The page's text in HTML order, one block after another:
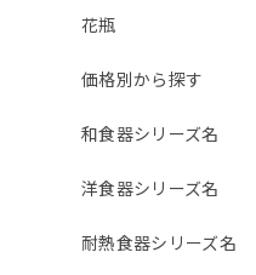
花瓶
価格別から探す
和食器シリーズ名
洋食器シリーズ名
耐熱食器シリーズ名